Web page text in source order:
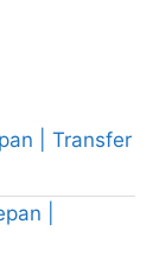
| Transfer
|